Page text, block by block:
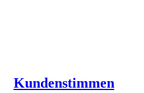
Kundenstimmen